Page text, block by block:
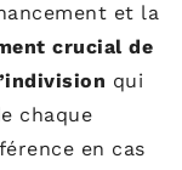
et la
crucial de
qui
chaque
en cas